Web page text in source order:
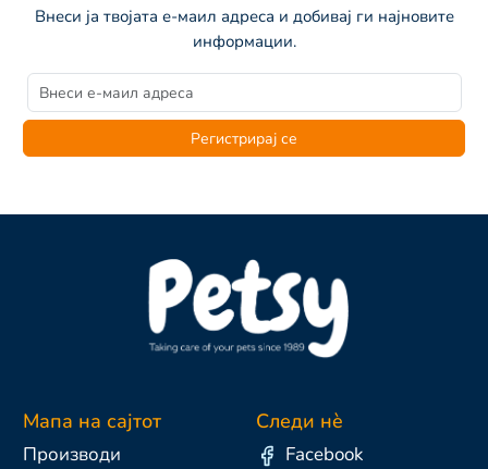
Внеси ја твојата е-маил адреса и добивај ги најновите
информации.
Регистрирај се
Мапа на сајтот
Производи
Следи нè
Facebook